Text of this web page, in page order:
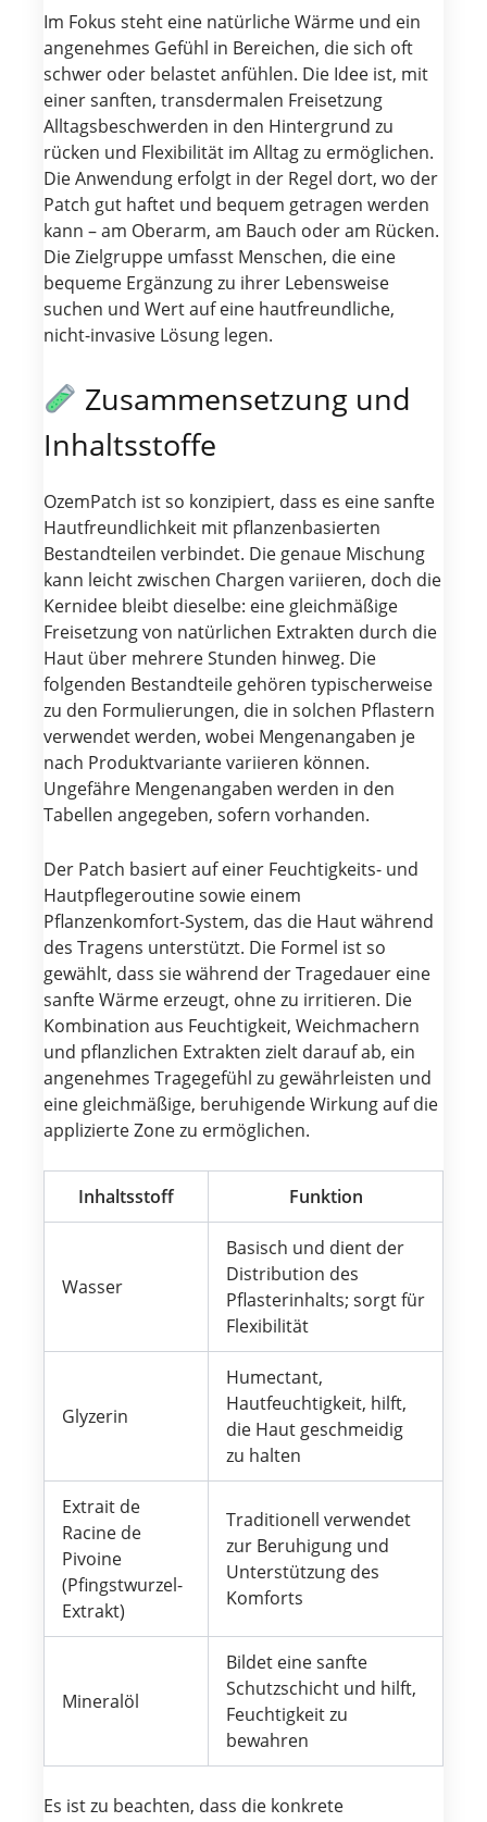
Im Fokus steht eine natürliche Wärme und ein
angenehmes Gefühl in Bereichen, die sich oft
schwer oder belastet anfühlen. Die Idee ist, mit
einer sanften, transdermalen Freisetzung
Alltagsbeschwerden in den Hintergrund zu
rücken und Flexibilität im Alltag zu ermöglichen.
Die Anwendung erfolgt in der Regel dort, wo der
Patch gut haftet und bequem getragen werden
kann – am Oberarm, am Bauch oder am Rücken.
Die Zielgruppe umfasst Menschen, die eine
bequeme Ergänzung zu ihrer Lebensweise
suchen und Wert auf eine hautfreundliche,
nicht-invasive Lösung legen.
Zusammensetzung und
Inhaltsstoffe
OzemPatch ist so konzipiert, dass es eine sanfte
Hautfreundlichkeit mit pflanzenbasierten
Bestandteilen verbindet. Die genaue Mischung
kann leicht zwischen Chargen variieren, doch die
Kernidee bleibt dieselbe: eine gleichmäßige
Freisetzung von natürlichen Extrakten durch die
Haut über mehrere Stunden hinweg. Die
folgenden Bestandteile gehören typischerweise
zu den Formulierungen, die in solchen Pflastern
verwendet werden, wobei Mengenangaben je
nach Produktvariante variieren können.
Ungefähre Mengenangaben werden in den
Tabellen angegeben, sofern vorhanden.
Der Patch basiert auf einer Feuchtigkeits- und
Hautpflegeroutine sowie einem
Pflanzenkomfort-System, das die Haut während
des Tragens unterstützt. Die Formel ist so
gewählt, dass sie während der Tragedauer eine
sanfte Wärme erzeugt, ohne zu irritieren. Die
Kombination aus Feuchtigkeit, Weichmachern
und pflanzlichen Extrakten zielt darauf ab, ein
angenehmes Tragegefühl zu gewährleisten und
eine gleichmäßige, beruhigende Wirkung auf die
applizierte Zone zu ermöglichen.
Inhaltsstoff Funktion
Wasser
Basisch und dient der
Distribution des
Pflasterinhalts; sorgt für
Flexibilität
Glyzerin
Humectant,
Hautfeuchtigkeit, hilft,
die Haut geschmeidig
zu halten
Extrait de
Racine de
Pivoine
(Pfingstwurzel-
Extrakt)
Traditionell verwendet
zur Beruhigung und
Unterstützung des
Komforts
Mineralöl
Bildet eine sanfte
Schutzschicht und hilft,
Feuchtigkeit zu
bewahren
Es ist zu beachten, dass die konkrete